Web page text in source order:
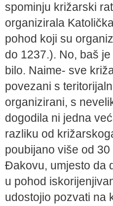
spominju križarski
organizirala
pohod koji su
do 1237.). No, baš
bilo. Naime- sve
povezani s
organizirani, s
dogodila ni jedna
razliku od
poubijano više od
Đakovu, umjesto da
u pohod
udostojio pozvati na